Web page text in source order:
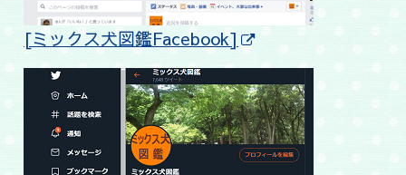
[ミックス犬図鑑Facebook]